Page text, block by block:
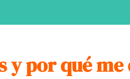
y por qué